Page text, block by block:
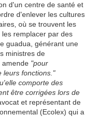
d'un centre de santé et
d'enlever les cultures
où se trouvent les
remplacer par des
guadua, générant une
ministres de
amende "pour
leurs fonctions."
comporte des
être corrigées lors de
et représentant de
(Ecolex) qui a